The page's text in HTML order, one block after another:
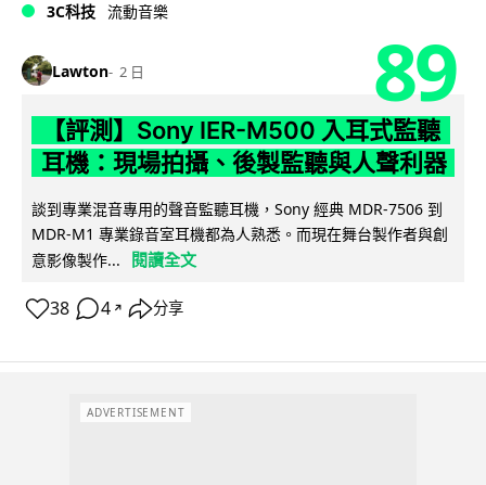
3C科技 流動音樂
Lawton 2 日 89
【評測】Sony IER-M500 入耳式監聽
耳機：現場拍攝、後製監聽與人聲利器
談到專業混音專用的聲音監聽耳機，Sony 經典 MDR-7506 到
MDR-M1 專業錄音室耳機都為人熟悉。而現在舞台製作者與創
意影像製作...
閱讀全文
38 4 ↗ 分享
ADVERTISEMENT